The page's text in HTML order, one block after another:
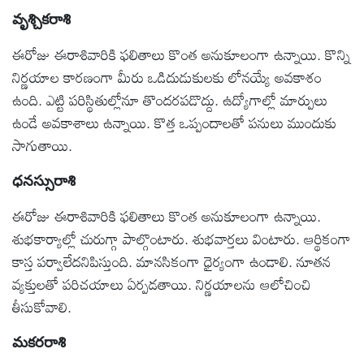
వృశ్చికరాశి
ఈరోజు ఈరాశివారికి ఫలితాలు కొంత అనుకూలంగా ఉన్నాయి. కొన్ని
నిర్ణయాల కారణంగా మీరు ఒడిదుడుకులకు లోనయ్యే అవకాశం
ఉంది. ఎట్టి పరిస్థితుల్లోనూ తొందరపడొద్దు. ఉద్యోగాల్లో మార్పులు
ఉండే అవకాశాలు ఉన్నాయి. కొత్త ఒప్పందాలతో పనులు ముందుకు
సాగుతాయి.
ధనస్సురాశి
ఈరోజు ఈరాశివారికి ఫలితాలు కొంత అనుకూలంగా ఉన్నాయి.
శుభకార్యాల్లో చురుగ్గా పాల్గొంటారు. శుభవార్తలు వింటారు. ఆర్థికంగా
కాస్త పర్వాలేదనిపిస్తుంది. మానసికంగా ధైర్యంగా ఉండాలి. నూతన
వ్యక్తులతో పరిచయాలు ఏర్పడతాయి. నిర్ణయాలను ఆలోచించి
తీసుకోవాలి.
మకరరాశి